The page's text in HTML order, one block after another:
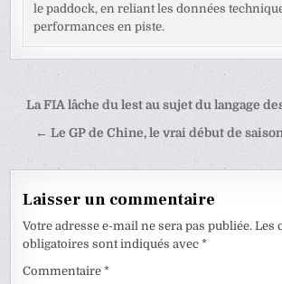
le paddock, en reliant les données
performances en piste.
Navigation
La FIA lâche du lest au sujet du langage
← Le GP de Chine, le vrai début de
Laisser un commentaire
Votre adresse e-mail ne sera pas publiée. Les
obligatoires sont indiqués avec*
Commentaire*